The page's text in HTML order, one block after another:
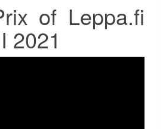
of Leppa.fi
2021